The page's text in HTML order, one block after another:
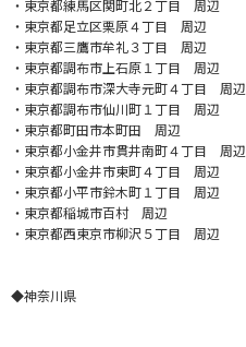
・東京都練馬区関町北２丁目 周辺
・東京都足立区栗原４丁目 周辺
・東京都三鷹市牟礼３丁目 周辺
・東京都調布市上石原１丁目 周辺
・東京都調布市深大寺元町４丁目 周辺
・東京都調布市仙川町１丁目 周辺
・東京都町田市本町田 周辺
・東京都小金井市貫井南町４丁目 周辺
・東京都小金井市東町４丁目 周辺
・東京都小平市鈴木町１丁目 周辺
・東京都稲城市百村 周辺
・東京都西東京市柳沢５丁目 周辺
◆神奈川県